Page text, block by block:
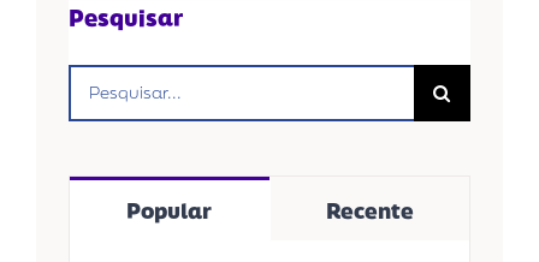
Pesquisar
resultados
Popular Recente